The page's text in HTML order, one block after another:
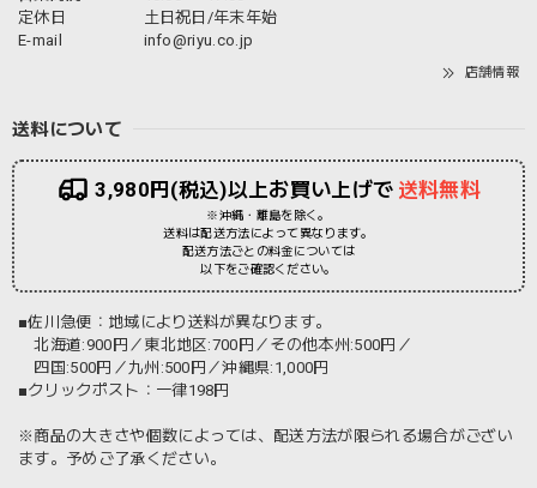
定休日
土日祝日/年末年始
E-mail
info@riyu.co.jp
店舗情報
送料について
3,980円(税込)以上お買い上げで 送料無料
※沖縄・離島を除く。
送料は配送方法によって異なります。
配送方法ごとの料金については
以下をご確認ください。
■佐川急便：地域により送料が異なります。
北海道:900円／東北地区:700円／その他本州:500円／
四国:500円／九州:500円／沖縄県:1,000円
■クリックポスト：一律198円
※商品の大きさや個数によっては、配送方法が限られる場合がござい
ます。予めご了承ください。